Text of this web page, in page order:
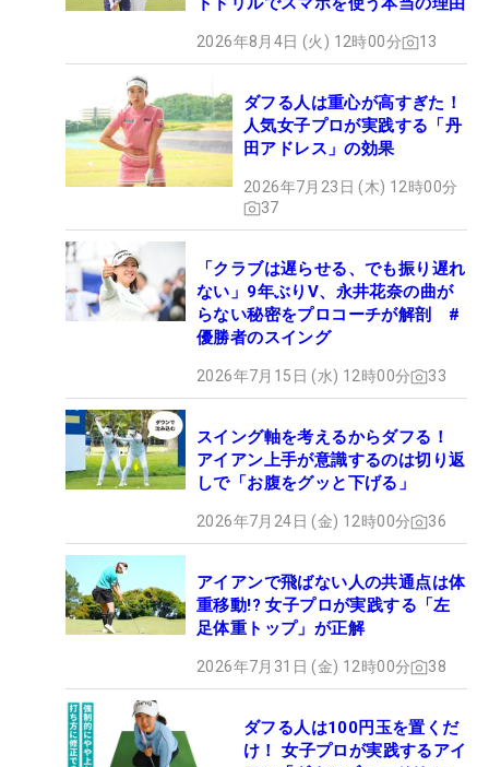
2026年8月4日 (火) 12時00分 13
ダフる人は重心が高すぎた！
人気女子プロが実践する「丹
田アドレス」の効果
2026年7月23日 (木) 12時00分
37
「クラブは遅らせる、でも振り遅れ
ない」9年ぶりV、永井花奈の曲が
らない秘密をプロコーチが解剖 #
優勝者のスイング
2026年7月15日 (水) 12時00分 33
スイング軸を考えるからダフる！
アイアン上手が意識するのは切り返
しで「お腹をグッと下げる」
2026年7月24日 (金) 12時00分 36
アイアンで飛ばない人の共通点は体
重移動!? 女子プロが実践する「左
足体重トップ」が正解
2026年7月31日 (金) 12時00分 38
ダフる人は100円玉を置くだ
け！ 女子プロが実践するアイ